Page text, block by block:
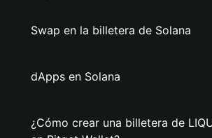
Swap en la billetera de Solana
dApps en Solana
¿Cómo crear una billetera de